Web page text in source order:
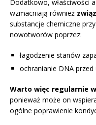
Dodatkowo, właściwości
wzmacniają również
substancje chemiczne
nowotworów poprzez:
łagodzenie stanów
ochranianie DNA przed
Warto więc regularnie
ponieważ może on
ogólne poprawienie